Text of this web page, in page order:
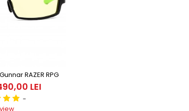
Calculator Gunnar ATTACHE
RAZER RPG
LEI
-